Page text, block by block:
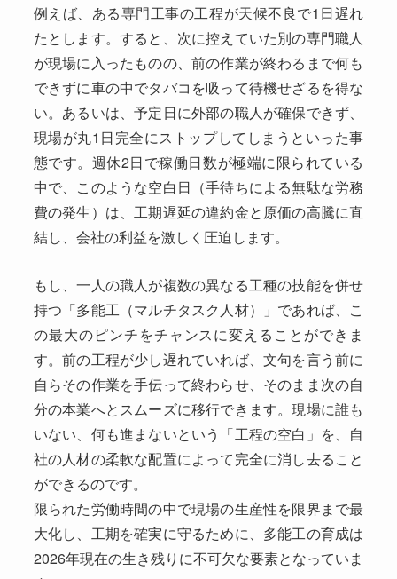
例えば、ある専門工事の工程が天候不良で1日遅れ
たとします。すると、次に控えていた別の専門職人
が現場に入ったものの、前の作業が終わるまで何も
できずに車の中でタバコを吸って待機せざるを得な
い。あるいは、予定日に外部の職人が確保できず、
現場が丸1日完全にストップしてしまうといった事
態です。週休2日で稼働日数が極端に限られている
中で、このような空白日（手待ちによる無駄な労務
費の発生）は、工期遅延の違約金と原価の高騰に直
結し、会社の利益を激しく圧迫します。
もし、一人の職人が複数の異なる工種の技能を併せ
持つ「多能工（マルチタスク人材）」であれば、こ
の最大のピンチをチャンスに変えることができま
す。前の工程が少し遅れていれば、文句を言う前に
自らその作業を手伝って終わらせ、そのまま次の自
分の本業へとスムーズに移行できます。現場に誰も
いない、何も進まないという「工程の空白」を、自
社の人材の柔軟な配置によって完全に消し去ること
ができるのです。
限られた労働時間の中で現場の生産性を限界まで最
大化し、工期を確実に守るために、多能工の育成は
2026年現在の生き残りに不可欠な要素となっていま